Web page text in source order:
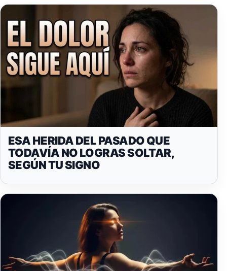
ESA HERIDA DEL PASADO QUE
TODAVÍA NO LOGRAS SOLTAR,
SEGÚN TU SIGNO